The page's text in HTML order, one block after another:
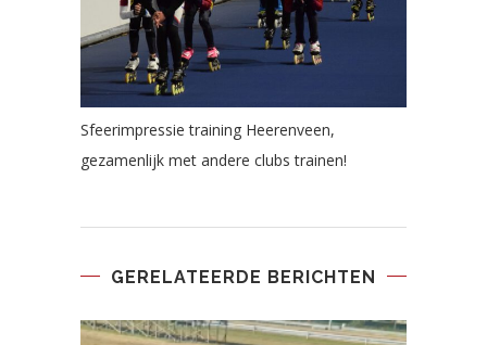
Sfeerimpressie training Heerenveen,
gezamenlijk met andere clubs trainen!
GERELATEERDE BERICHTEN